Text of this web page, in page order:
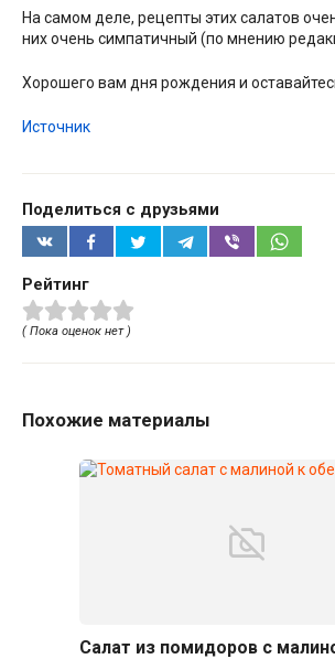
На самом деле, рецепты этих салатов
них очень симпатичный (по мнению
Хорошего вам дня рождения и
Источник
Поделиться с друзьями
Рейтинг
( Пока оценок нет )
Похожие материалы
Салат из помидоров с